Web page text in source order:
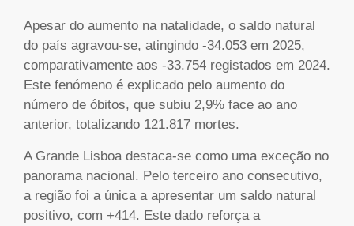
Apesar do aumento na natalidade, o saldo natural
do país agravou-se, atingindo -34.053 em 2025,
comparativamente aos -33.754 registados em 2024.
Este fenómeno é explicado pelo aumento do
número de óbitos, que subiu 2,9% face ao ano
anterior, totalizando 121.817 mortes.
A Grande Lisboa destaca-se como uma exceção no
panorama nacional. Pelo terceiro ano consecutivo,
a região foi a única a apresentar um saldo natural
positivo, com +414. Este dado reforça a